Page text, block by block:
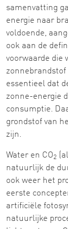
samenvatting
energie naar
voldoende,
ook aan de
voorwaarde die
zonnebrandstof
essentieel dat
zonne-energie
consumptie.
grondstof van
zijn.
Water en CO2
natuurlijk de
ook weer het
eerste
artificiële
natuurlijke